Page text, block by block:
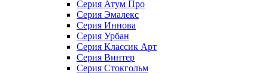
Серия Атум Про
Серия Эмалекс
Серия Иннова
Серия Урбан
Серия Классик Арт
Серия Винтер
Серия Стокгольм